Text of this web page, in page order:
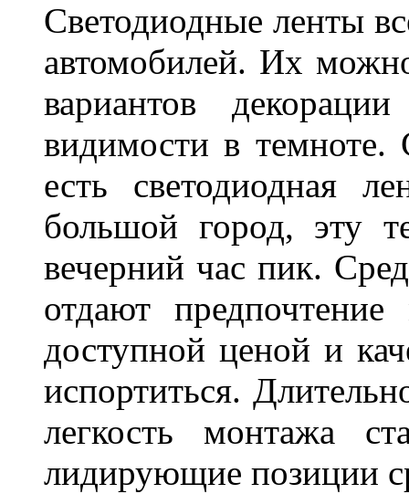
Светодиодные ленты
автомобилей. Их
вариантов
видимости в темноте.
есть светодиодная
большой город, эту
вечерний час пик.
отдают
доступной ценой и
испортиться.
легкость монтажа
лидирующие